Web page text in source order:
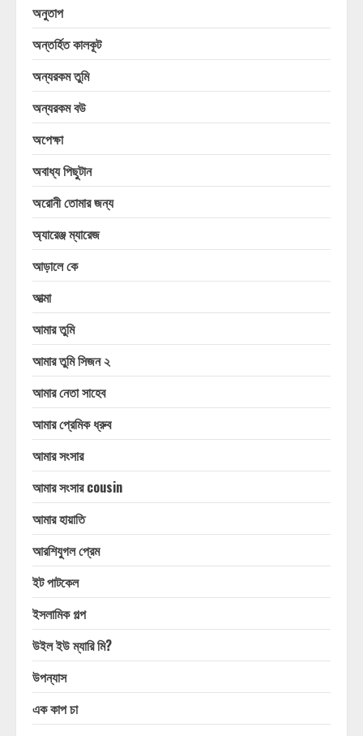
অনুতাপ
অন্তর্হিত কালকূট
অন্যরকম তুমি
অন্যরকম বউ
অপেক্ষা
অবাধ্য পিছুটান
অরোনী তোমার জন্য
অ্যারেঞ্জ ম্যারেজ
আড়ালে কে
আত্মা
আমার তুমি
আমার তুমি সিজন ২
আমার নেতা সাহেব
আমার প্রেমিক ধ্রুব
আমার সংসার
আমার সংসার cousin
আমার হায়াতি
আরশিযুগল প্রেম
ইট পাটকেল
ইসলামিক গল্প
উইল ইউ ম্যারি মি?
উপন্যাস
এক কাপ চা